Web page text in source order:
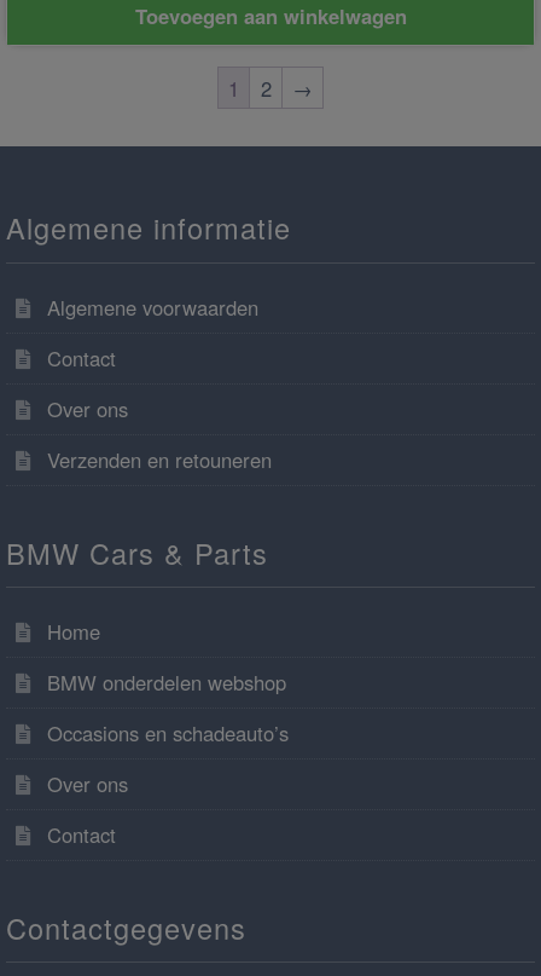
Toevoegen aan winkelwagen
1 2 →
Algemene informatie
Algemene voorwaarden
Contact
Over ons
Verzenden en retouneren
BMW Cars & Parts
Home
BMW onderdelen webshop
Occasions en schadeauto’s
Over ons
Contact
Contactgegevens